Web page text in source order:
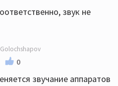
звук не
0
звучание аппаратов